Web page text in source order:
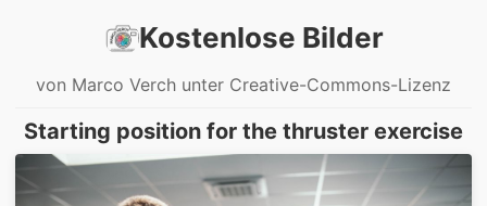
Kostenlose Bilder
von Marco Verch unter Creative-Commons-Lizenz
Starting position for the thruster exercise